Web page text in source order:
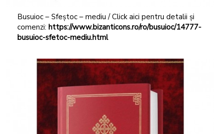
Busuioc – Sfeștoc – mediu / Click aici pentru detalii și
comenzi: https://www.bizanticons.ro/ro/busuioc/14777-
busuioc-sfetoc-mediu.html